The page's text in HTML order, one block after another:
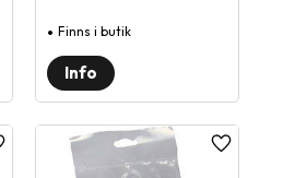
Finns i butik
till i favoriter Lägg till i